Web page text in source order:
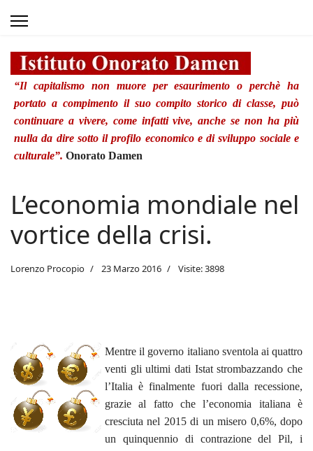
“Il capitalismo non muore per esaurimento o perchè ha
portato a compimento il suo compito storico di classe, può
continuare a vivere, come infatti vive, anche se non ha più
nulla da dire sotto il profilo economico e di sviluppo sociale e
culturale”. Onorato Damen
L’economia mondiale nel
vortice della crisi.
Lorenzo Procopio 23 Marzo 2016 Visite: 3898
Mentre il governo italiano sventola ai quattro
venti gli ultimi dati Istat strombazzando che
l’Italia è finalmente fuori dalla recessione,
grazie al fatto che l’economia italiana è
cresciuta nel 2015 di un misero 0,6%, dopo
un quinquennio di contrazione del Pil, i